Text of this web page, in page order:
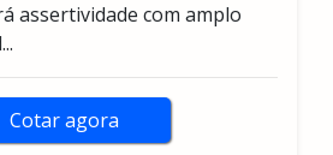
assertividade com amplo
Cotar agora